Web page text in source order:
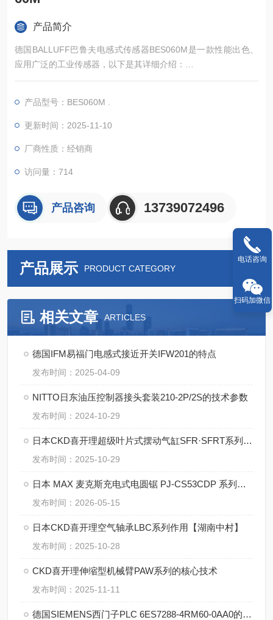
产品简介
德国BALLUFF巴鲁夫电感式传感器BES060M是一款性能出色、
应用广泛的工业传感器，以下是其详细介绍：
合安装在空间有限的地方，尤其适用于 flush 安装（齐平安
装），能很好地融入安装环境，不占用过多空间。
好的抗腐蚀性和机械强度，可适应恶劣的工业环境。同时，其感
产品型号：BES060M .
更新时间：2025-11-10
厂商性质：经销商
访问量：714
产品咨询 13739072496
产品展示 PRODUCT CATEGORY
相关文章 ARTICLES
德国IFM易福门电感式接近开关IFW201的特点
发布时间：2025-04-09
NITTO日东油压控制器接头套装210-2P/2S的技术参数
发布时间：2024-10-29
日本CKD喜开理超级叶片式摆动气缸SFR·SFRT系列【湖南中村】
发布时间：2025-10-29
日本 MAX 麦克斯充电式电圆锯 PJ-CS53CDP 系列解决方案
发布时间：2026-05-15
日本CKD喜开理空气轴承LBC系列作用【湖南中村】
发布时间：2025-10-28
CKD喜开理伸缩型机械臂PAW系列的核心技术
发布时间：2025-11-11
德国SIEMENS西门子PLC 6ES7288-4RM60-0AA0的特点
电话咨询
扫码加微信